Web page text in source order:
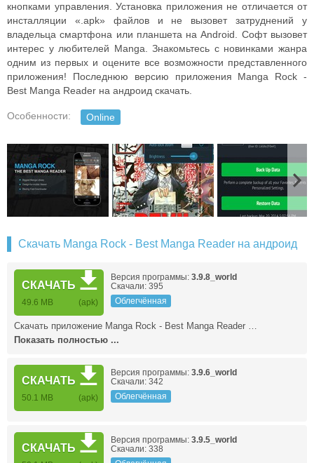
кнопками управления. Установка приложения не отличается от
инсталляции «.apk» файлов и не вызовет затруднений у
владельца смартфона или планшета на Android. Софт вызовет
интерес у любителей Manga. Знакомьтесь с новинками жанра
одним из первых и оцените все возможности представленного
приложения! Последнюю версию приложения Manga Rock -
Best Manga Reader на андроид скачать.
Особенности: Online
Скачать Manga Rock - Best Manga Reader на андроид
СКАЧАТЬ
49.6 MB (apk)
Версия программы: 3.9.8_world
Скачали: 395
Облегчённая
Скачать приложение Manga Rock - Best Manga Reader …
Показать полностью ...
СКАЧАТЬ
50.1 MB (apk)
Версия программы: 3.9.6_world
Скачали: 342
Облегчённая
СКАЧАТЬ
Версия программы: 3.9.5_world
Скачали: 338